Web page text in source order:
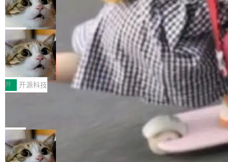
一是如何让大模型和智能体应用安全地从PoC走
向生产，二是如何让测试团队跟得上AI应用...
ean 表示是否可切换，nullable 的默认模式、浅
色方案、深色方案——会产生大量无意义的组
合。方案缺了、配置冲突了、全 null 了。要知道
哪些组合有效，作者说，你得靠"文档、校验、或
者部落知识"。 换个写法。Rust 的 enum，两个
变体：Switchable...
做，没什么新鲜的。 但 Kenton Varda 在 Twitte
r 上把事情说清楚了： 今天我们发布了 Cloudfla
re OS，一个带连接器的聊天机器人，跟其他所
有科技公司做的一样。只不过，实际上它不一
样。这是 Sandstorm.io 的重制版，我十年前的
那个创业公司。不同的是，这次它构建在 Cloudf
lare Workers 上——我花了九年时间搭建的平台
——并且深度集成了 AI。这基本上是我十年秘密
Deno 团队开源 Celld，可自托管的分
布式 Durable Objects
Ryan Dahl 领导的 Deno 团队推出了最新开源项
目 Celld，一个能在自己机器上运行 Cloudflare
Workers 和 Durable Objects 的守护进程。 设
计思路很直接：每个对象是一个独立的 SQLite
数据库，按名称寻址，复制到你自己的 S3 兼容
存储库里。节点之间只通过这个存储库协调——
没有控制平面，没有共识协议。每个对象自带一
个小型数据库，应用天然按分片构建，单个数据
库的竞争和爆炸半径问题在设计层面就被消除
了。 闲置的 cell 会休眠到几乎不占资源。当 cel
l 迁移或唤醒时，新宿主从 S3 恢复 SQLite 数据
库继续执行。存储库是持久化的唯一真相...
局
鲁大师7月新机性能/流畅/AI榜：vivo夺
性能、流畅双第一，三星Galaxy Z系列
新折叠缺席
2026年7月的手机市场，由于存储等硬件成本暴
增，手机厂商的日子也不好过啊，新机速度明显
放缓，因此硝烟味淡了许多。新机参数规格除开
Fold8 / Z Flip8）外，其余要么是中低端机器，
例如iQOO Z11i、REDMI Note 17、REDMI No
te 17 Pro、OPPO K15，要么是vivo X300 E这
样的次旗舰。 Galaxy Z Fold8 Ultra / Z Fold8 /
开 开源科技
Zed 编辑器团队发布了新项目——DeltaDB，一
个在 git commit 之间记录每一次编辑操作的版
本控制系统。目前处于 Early Access 阶段。 De
ltaDB 的核心思路直接写在 landing page 最显
局
SpaceXAI 单季资本开支达 183 亿美元